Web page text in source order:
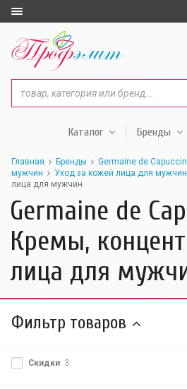
Каталог Бренды
Главная Бренды Germaine de
мужчин
Уход за кожей лица для мужчин
лица для мужчин
Germaine de
Кремы,
лица для
Фильтр товаров
Скидки 3